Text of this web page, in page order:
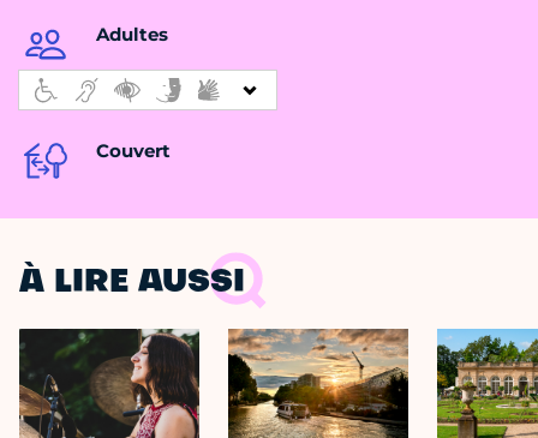
Adultes
Couvert
À LIRE AUSSI